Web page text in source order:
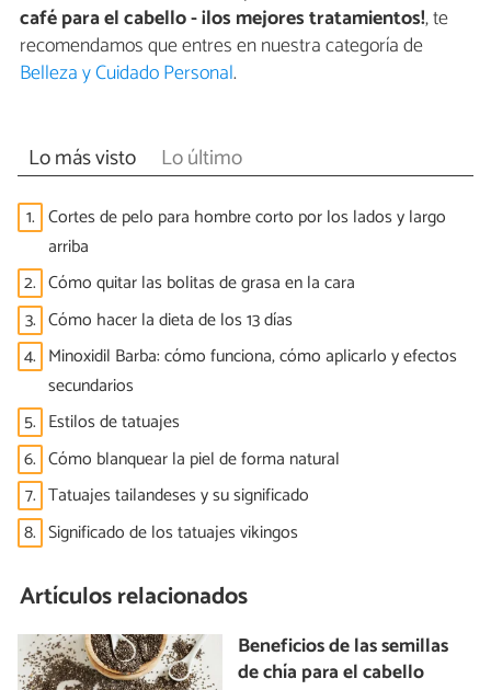
café para el cabello - ¡los mejores tratamientos!, te
recomendamos que entres en nuestra categoría de
Belleza y Cuidado Personal.
Lo más visto Lo último
1. Cortes de pelo para hombre corto por los lados y largo
arriba
2. Cómo quitar las bolitas de grasa en la cara
3. Cómo hacer la dieta de los 13 días
4. Minoxidil Barba: cómo funciona, cómo aplicarlo y efectos
secundarios
5. Estilos de tatuajes
6. Cómo blanquear la piel de forma natural
7. Tatuajes tailandeses y su significado
8. Significado de los tatuajes vikingos
Artículos relacionados
Beneficios de las semillas
de chía para el cabello